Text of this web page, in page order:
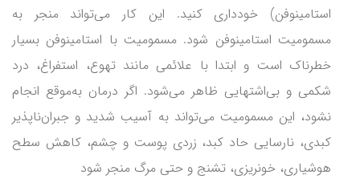
استامینوفن) خودداری کنید. این کار می‌تواند منجر به
مسمومیت استامینوفن شود. مسمومیت با استامینوفن بسیار
خطرناک است و ابتدا با علائمی مانند تهوع، استفراغ، درد
شکمی و بی‌اشتهایی ظاهر می‌شود. اگر درمان به‌موقع انجام
نشود، این مسمومیت می‌تواند به آسیب شدید و جبران‌ناپذیر
کبدی، نارسایی حاد کبد، زردی پوست و چشم، کاهش سطح
هوشیاری، خونریزی، تشنج و حتی مرگ منجر شود